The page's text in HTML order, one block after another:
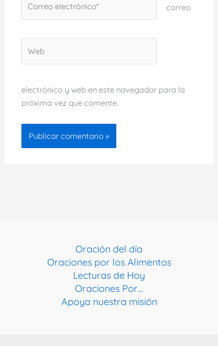
electrónico*
correo
electrónico y web en este navegador para la
próxima vez que comente.
Oración del día
Oraciones por los Alimentos
Lecturas de Hoy
Oraciones Por…
Apoya nuestra misión